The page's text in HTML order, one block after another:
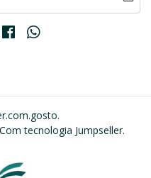
Com tecnologia Jumpseller.